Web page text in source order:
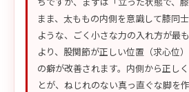
まま、太ももの内側を意識して膝同
ような、ごく小さな力の入れ方が最
より、股関節が正しい位置（求心位
の癖が改善されます。内側から正し
とが、ねじれのない真っ直ぐな脚を